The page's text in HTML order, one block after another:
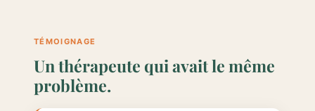
TÉMOIGNAGE
Un thérapeute qui avait le même
problème.